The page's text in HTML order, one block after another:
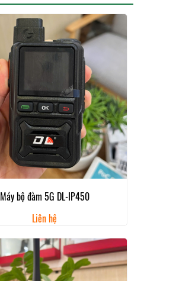
Máy bộ đàm 5G DL-IP450
Liên hệ